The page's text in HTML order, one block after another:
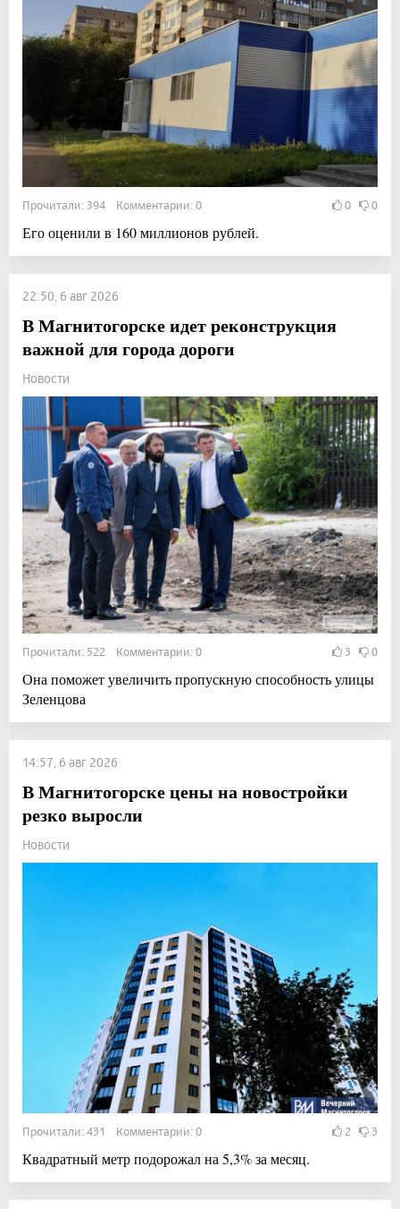
Прочитали: 394 Комментарии: 0 0 0
Его оценили в 160 миллионов рублей.
22:50, 6 авг 2026
В Магнитогорске идет реконструкция
важной для города дороги
Новости
Прочитали: 522 Комментарии: 0 3 0
Она поможет увеличить пропускную способность улицы
Зеленцова
14:57, 6 авг 2026
В Магнитогорске цены на новостройки
резко выросли
Новости
Прочитали: 431 Комментарии: 0 2 3
Квадратный метр подорожал на 5,3% за месяц.